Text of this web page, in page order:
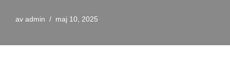
av admin maj 10, 2025